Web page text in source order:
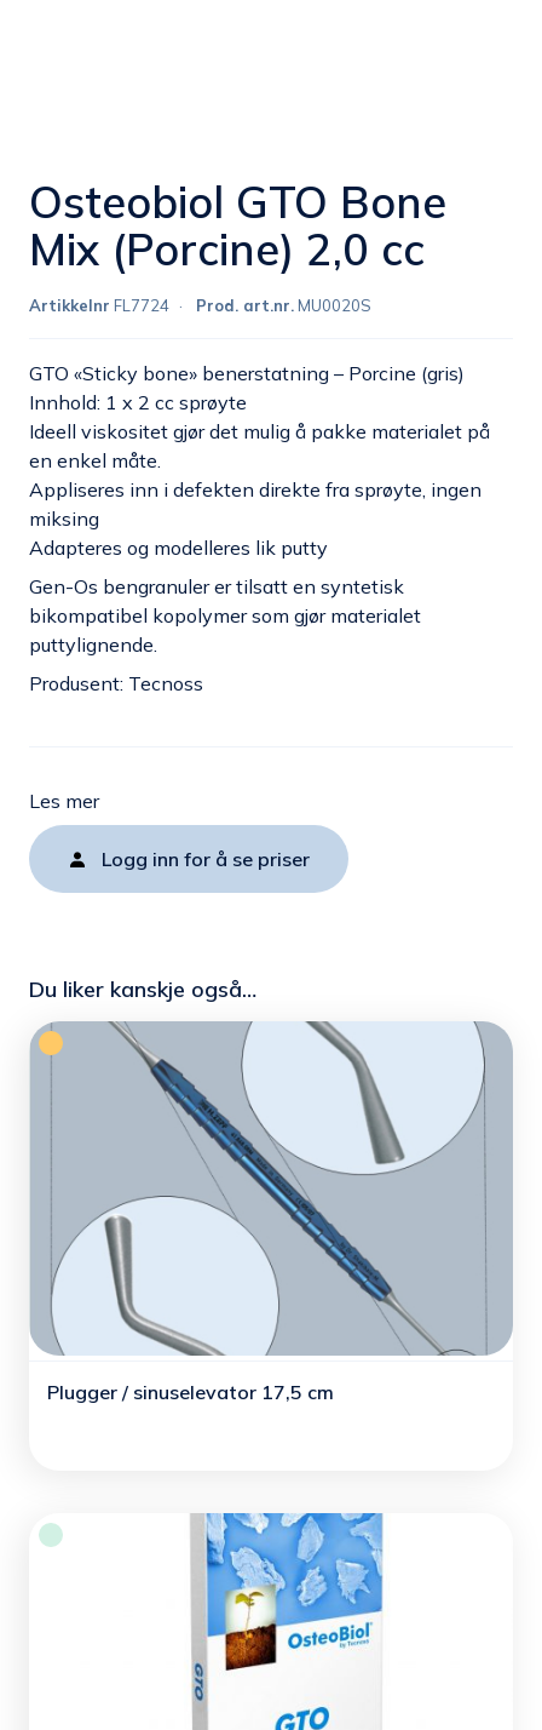
Osteobiol GTO Bone
Mix (Porcine) 2,0 cc
Artikkelnr FL7724 Prod. art.nr. MU0020S
GTO «Sticky bone» benerstatning – Porcine (gris)
Innhold: 1 x 2 cc sprøyte
Ideell viskositet gjør det mulig å pakke materialet på
en enkel måte.
Appliseres inn i defekten direkte fra sprøyte, ingen
miksing
Adapteres og modelleres lik putty
Gen-Os bengranuler er tilsatt en syntetisk
bikompatibel kopolymer som gjør materialet
puttylignende.
Produsent: Tecnoss
Les mer
Logg inn for å se priser
Du liker kanskje også…
Plugger / sinuselevator 17,5 cm